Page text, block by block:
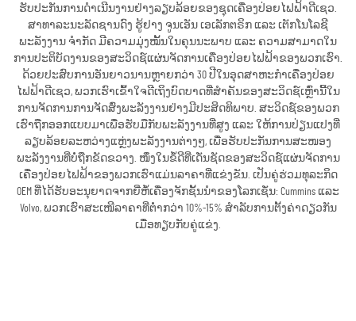
ຮັບປະກັນການດຳເນີນງານຢ່າງລຽບລ້ອຍຂອງຊຸດເຄື່ອງປ່ອຍໄຟຟ້າດີເຊວ.
ສາທາລະນະລັດຊານດົງ ຮູ້ຢາງ ຈູນເອັນ ເອເລັກຕຣິກ ແລະ ເຕັກໂນໂລຊີ
ພະລັງງານ ຈຳກັດ ມີຄວາມມຸ່ງໝັ້ນໃນຄຸນນະພາບ ແລະ ຄວາມສາມາດໃນ
ການປະຕິບັດງານຂອງສະວິດຊ໌ແຜ່ນຈັດການເຄື່ອງປ່ອຍໄຟຟ້າຂອງພວກເຮົາ.
ດ້ວຍປະສົບການອັນຍາວນານຫຼາຍກວ່າ 30 ປີໃນອຸດສາຫະກຳເຄື່ອງປ່ອຍ
ໄຟຟ້າດີເຊວ, ພວກເຮົາເຂົ້າໃຈດີເຖິງບົດບາດທີ່ສຳຄັນຂອງສະວິດຊ໌ເຫຼົ່ານີ້ໃນ
ການຈັດການການຈັດສົ່ງພະລັງງານຢ່າງມີປະສິດທິພາບ. ສະວິດຊ໌ຂອງພວກ
ເຮົາຖືກອອກແບບມາເພື່ອຮັບມືກັບພະລັງງານທີ່ສູງ ແລະ ໃຫ້ການປ່ຽນແປງທີ່
ລຽບລ້ອຍລະຫວ່າງແຫຼ່ງພະລັງງານຕ່າງໆ, ເພື່ອຮັບປະກັນການສະໜອງ
ພະລັງງານທີ່ບໍ່ຖືກຂັດຂວາງ. ໜຶ່ງໃນຂໍ້ດີທີ່ເດັ່ນຊັດຂອງສະວິດຊ໌ແຜ່ນຈັດການ
ເຄື່ອງປ່ອຍໄຟຟ້າຂອງພວກເຮົາແມ່ນລາຄາທີ່ແຂ່ງຂັນ. ເປັນຄູ່ຮ່ວມທຸລະກິດ
OEM ທີ່ໄດ້ຮັບອະນຸຍາດຈາກຍີ່ຫໍ້ເຄື່ອງຈັກຊັ້ນນຳຂອງໂລກເຊັ່ນ: Cummins ແລະ
Volvo, ພວກເຮົາສະເໜີລາຄາທີ່ຕ່ຳກວ່າ 10%-15% ສຳລັບການຕັ້ງຄ່າດຽວກັນ
ເມື່ອທຽບກັບຄູ່ແຂ່ງ.